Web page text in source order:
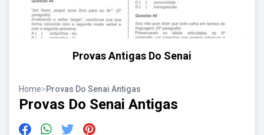
Provas Antigas Do Senai
Home>Provas Do Senai Antigas
Provas Do Senai Antigas